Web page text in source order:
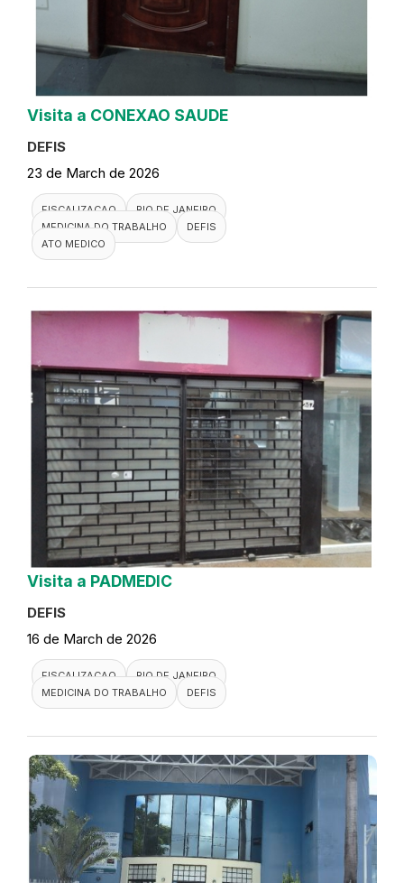
Visita a CONEXAO SAUDE
DEFIS
23 de March de 2026
FISCALIZACAO
RIO DE JANEIRO
MEDICINA DO TRABALHO
DEFIS
ATO MEDICO
Visita a PADMEDIC
DEFIS
16 de March de 2026
FISCALIZACAO
RIO DE JANEIRO
MEDICINA DO TRABALHO
DEFIS